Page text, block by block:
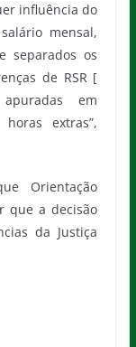
influência do
mensal,
separados os
de RSR [
apuradas em
extras”,
Orientação
que a decisão
da Justiça